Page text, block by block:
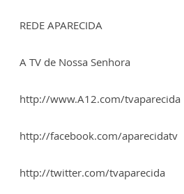
REDE APARECIDA
A TV de Nossa Senhora
http://www.A12.com/tvaparecida
http://facebook.com/aparecidatv
http://twitter.com/tvaparecida